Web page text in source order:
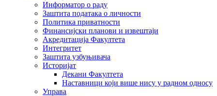
Информатор о раду
Заштита података о личности
Политика приватности
Финансијски планови и извештаји
Акредитација Факултета
Интегритет
Заштита узбуњивача
Историјат
Декани Факултета
Наставници који више нису у радном односу
Управа